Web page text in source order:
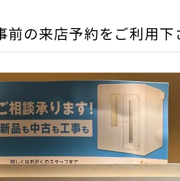
前の来店予約をご利用下